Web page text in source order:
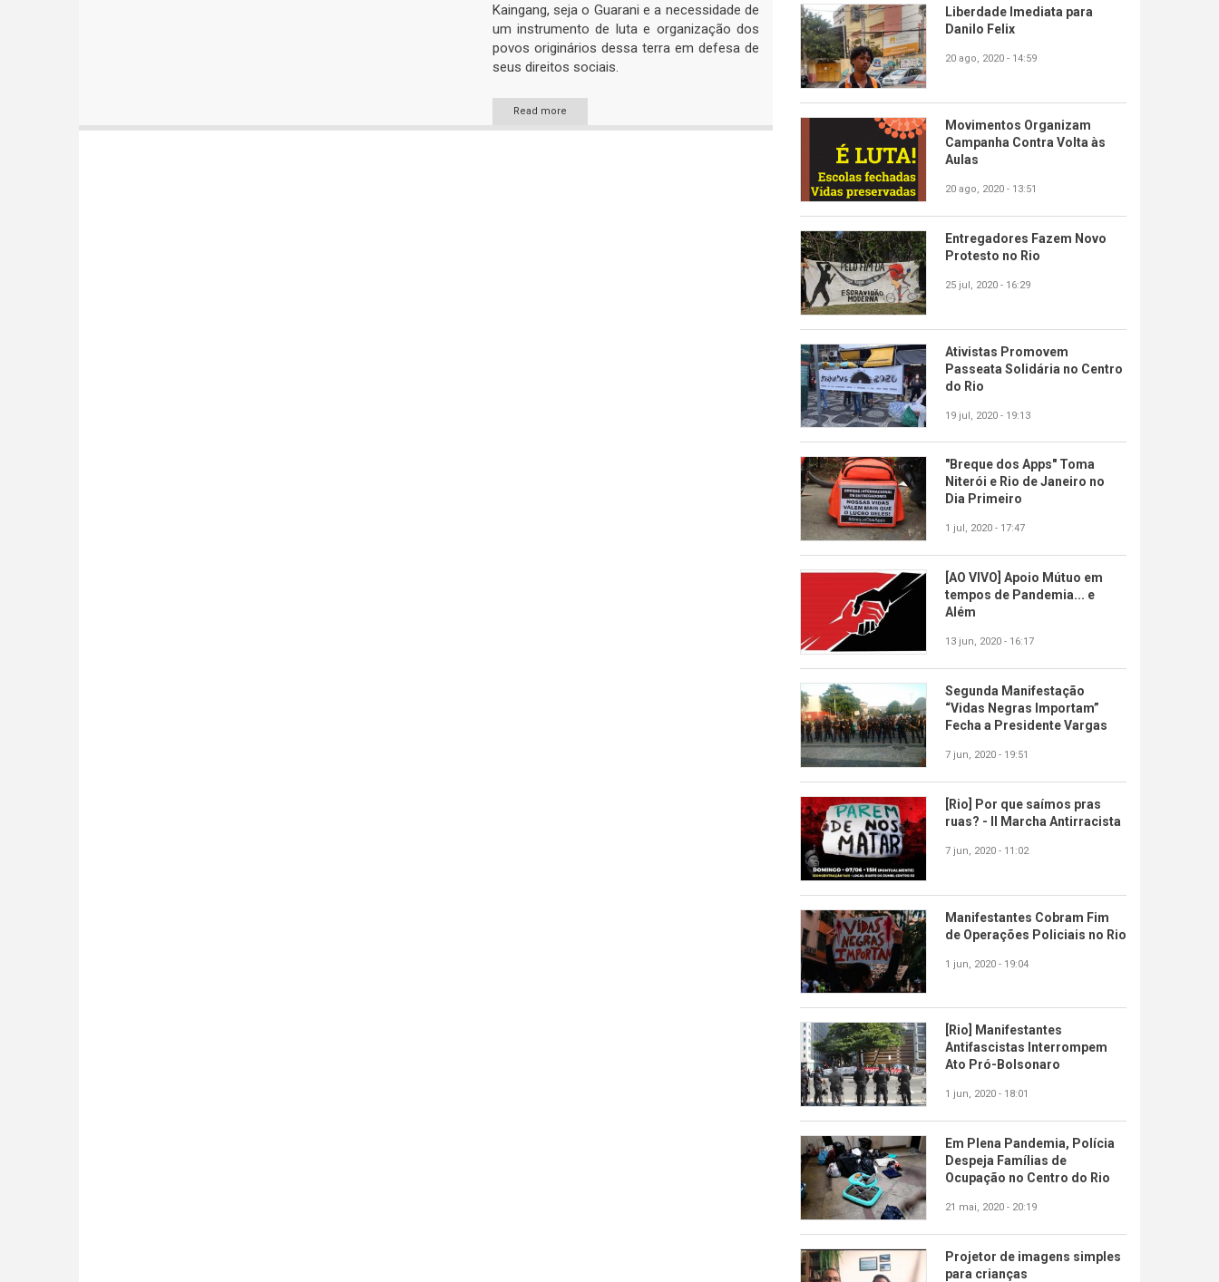
Kaingang, seja o Guarani e a necessidade de
um instrumento de luta e organização dos
povos originários dessa terra em defesa de
seus direitos sociais.
Read more
Liberdade Imediata para
Danilo Felix
20 ago, 2020 - 14:59
Movimentos Organizam
Campanha Contra Volta às
Aulas
20 ago, 2020 - 13:51
Entregadores Fazem Novo
Protesto no Rio
25 jul, 2020 - 16:29
Ativistas Promovem
Passeata Solidária no Centro
do Rio
19 jul, 2020 - 19:13
"Breque dos Apps" Toma
Niterói e Rio de Janeiro no
Dia Primeiro
1 jul, 2020 - 17:47
[AO VIVO] Apoio Mútuo em
tempos de Pandemia... e
Além
13 jun, 2020 - 16:17
Segunda Manifestação
“Vidas Negras Importam”
Fecha a Presidente Vargas
7 jun, 2020 - 19:51
[Rio] Por que saímos pras
ruas? - II Marcha Antirracista
7 jun, 2020 - 11:02
Manifestantes Cobram Fim
de Operações Policiais no Rio
1 jun, 2020 - 19:04
[Rio] Manifestantes
Antifascistas Interrompem
Ato Pró-Bolsonaro
1 jun, 2020 - 18:01
Em Plena Pandemia, Polícia
Despeja Famílias de
Ocupação no Centro do Rio
21 mai, 2020 - 20:19
Projetor de imagens simples
para crianças